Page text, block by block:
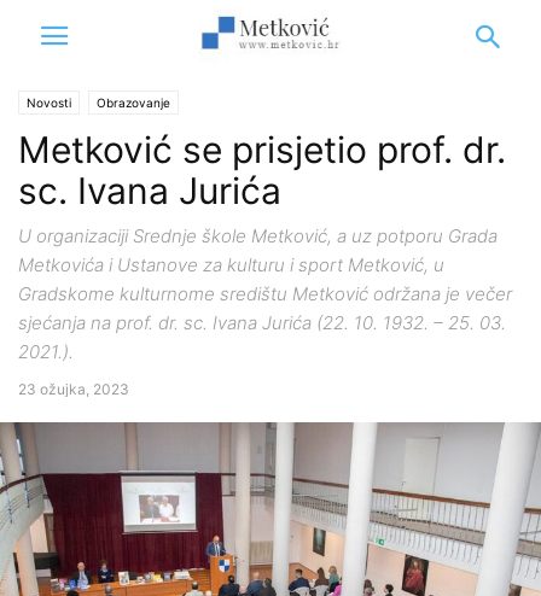
Novosti Obrazovanje
Metković se prisjetio prof. dr.
sc. Ivana Jurića
U organizaciji Srednje škole Metković, a uz potporu Grada
Metkovića i Ustanove za kulturu i sport Metković, u
Gradskome kulturnome središtu Metković održana je večer
sjećanja na prof. dr. sc. Ivana Jurića (22. 10. 1932. – 25. 03.
2021.).
23 ožujka, 2023